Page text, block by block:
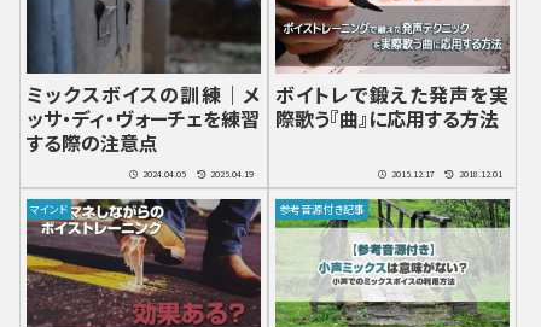
ミックスボイスの訓練｜メ
ッサ・ディ・ヴォーチェを練習
する際の注意点
2024.04.05 2025.04.19
ボイトレで鍛えた発声を実
際歌う『曲』に応用する方法
2015.12.17 2018.12.01
マインド 参考音源付き記事